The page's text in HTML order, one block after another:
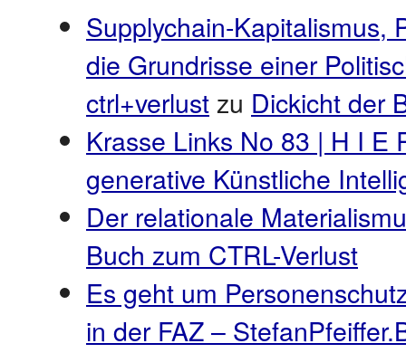
Supplychain-Kapitalismus,
die Grundrisse einer
ctrl+verlustzu Dickicht der
Krasse Links No 83 | H I E
generative Künstliche
Der relationale
Buch zum CTRL-Verlust
Es geht um
in der FAZ –